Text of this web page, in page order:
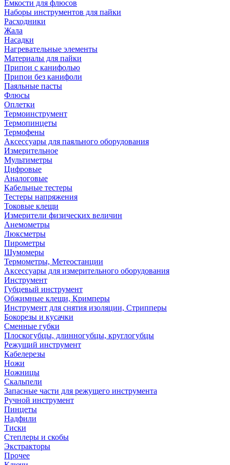
Емкости для флюсов
Наборы инструментов для пайки
Расходники
Жала
Насадки
Нагревательные элементы
Материалы для пайки
Припои с канифолью
Припои без канифоли
Паяльные пасты
Флюсы
Оплетки
Термоинструмент
Термопинцеты
Термофены
Аксессуары для паяльного оборудования
Измерительное
Мультиметры
Цифровые
Аналоговые
Кабельные тестеры
Тестеры напряжения
Токовые клещи
Измерители физических величин
Анемометры
Люксметры
Пирометры
Шумомеры
Термометры, Метеостанции
Аксессуары для измерительного оборудования
Инструмент
Губцевый инструмент
Обжимные клещи, Кримперы
Инструмент для снятия изоляции, Стрипперы
Бокорезы и кусачки
Сменные губки
Плоскогубцы, длинногубцы, круглогубцы
Режущий инструмент
Кабелерезы
Ножи
Ножницы
Скальпели
Запасные части для режущего инструмента
Ручной инструмент
Пинцеты
Надфили
Тиски
Степлеры и скобы
Экстракторы
Прочее